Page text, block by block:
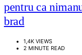
pentru ca
brad
1,4K VIEWS
2 MINUTE READ